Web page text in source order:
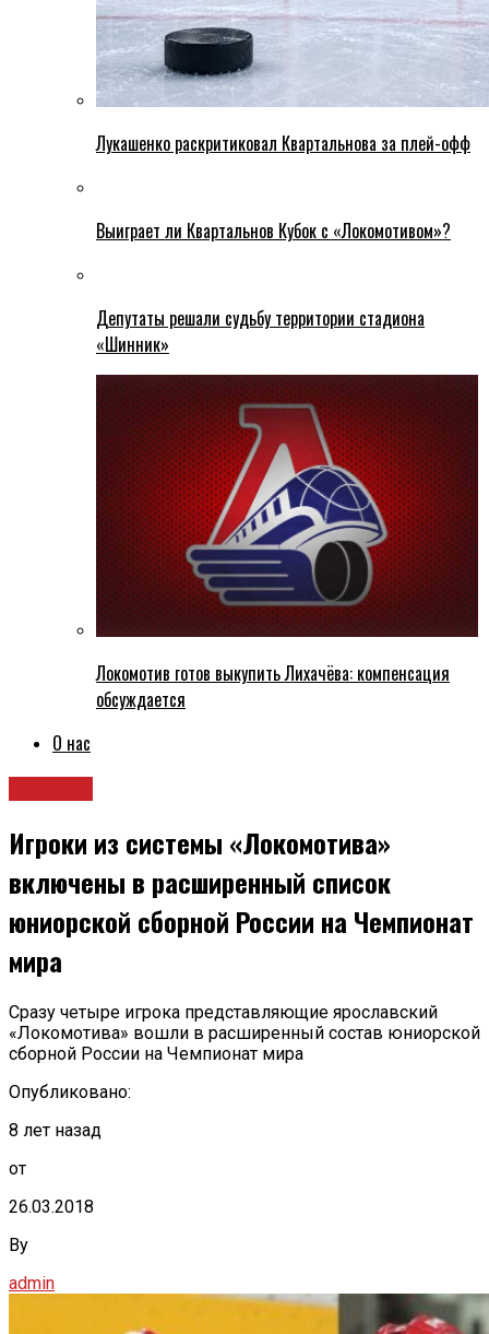
Лукашенко раскритиковал Квартальнова за плей-офф
Выиграет ли Квартальнов Кубок с «Локомотивом»?
Депутаты решали судьбу территории стадиона
«Шинник»
Локомотив готов выкупить Лихачёва: компенсация
обсуждается
О нас
Игроки из системы «Локомотива»
включены в расширенный список
юниорской сборной России на Чемпионат
мира
Сразу четыре игрока представляющие ярославский
«Локомотива» вошли в расширенный состав юниорской
сборной России на Чемпионат мира
Опубликовано:
8 лет назад
от
26.03.2018
By
admin